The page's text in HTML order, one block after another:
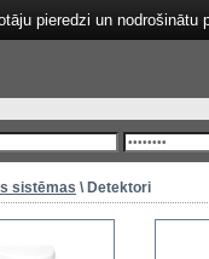
sistēmas \ Detektori
pieredzi un nodrošinātu